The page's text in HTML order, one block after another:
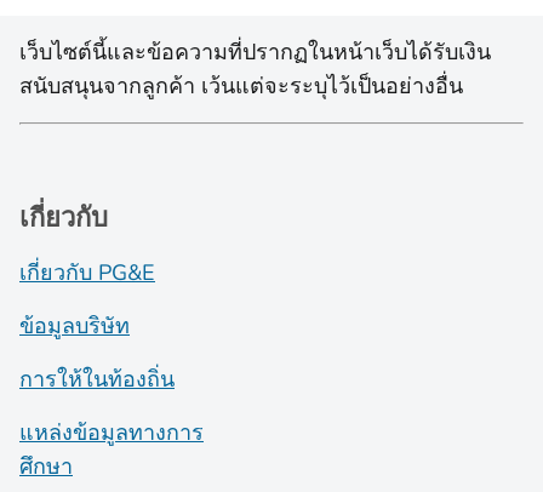
เว็บไซต์นี้และข้อความที่ปรากฏในหน้าเว็บได้รับเงิน
สนับสนุนจากลูกค้า เว้นแต่จะระบุไว้เป็นอย่างอื่น
เกี่ยวกับ
เกี่ยวกับ PG&E
ข้อมูลบริษัท
การให้ในท้องถิ่น
แหล่งข้อมูลทางการ
ศึกษา